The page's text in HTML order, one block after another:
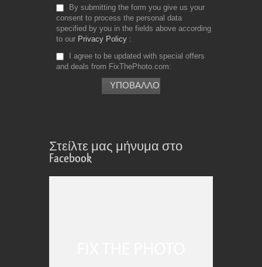
By submitting the form you give us your
consent to process the personal data
specified by you in the fields above according
to our Privacy Policy
I agree to be updated with special offers
and deals from FixThePhoto.com
Στείλτε μας μήνυμα στο
Facebook